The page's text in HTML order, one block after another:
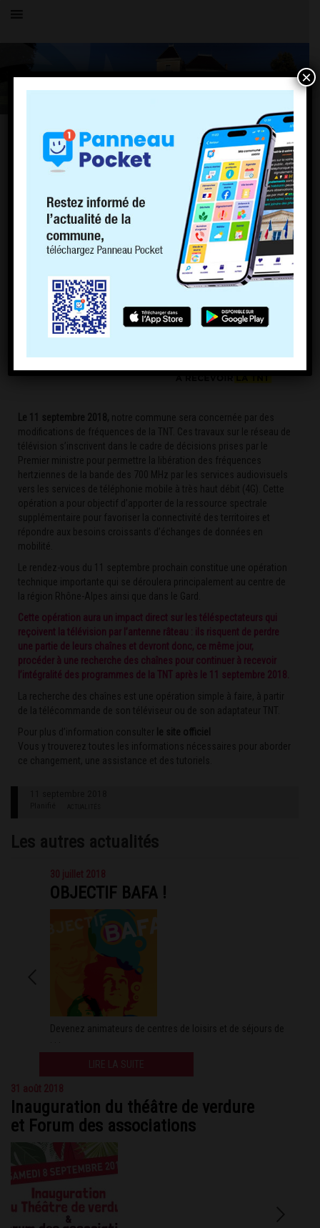
Toutes les actualités
LE VILLAGE
VOIRIE - RESEAUX - SECURITE
TNT – Changement de fréquences
30 juillet 2018
Le 11 septembre 2018, notre commune sera concernée par des
modifications de fréquences de la TNT. Ces travaux sur le réseau de
télévision s’inscrivent dans le cadre de décisions prises par le
Premier ministre pour permettre la libération des fréquences
hertziennes de la bande des 700 MHz par les services audiovisuels
vers les services de téléphonie mobile à très haut débit (4G). Cette
opération a pour objectif d’apporter de la ressource spectrale
supplémentaire pour favoriser la connectivité des territoires et
répondre aux besoins croissants d’échanges de données en
mobilité.
Le rendez-vous du 11 septembre prochain constitue une opération
technique importante qui se déroulera principalement au centre de
la région Rhône-Alpes ainsi que dans le Gard.
Cette opération aura un impact direct sur les téléspectateurs qui
reçoivent la télévision par l’antenne râteau : ils risquent de perdre
une partie de leurs chaînes et devront donc, ce même jour,
procéder à une recherche des chaînes pour continuer à recevoir
l’intégralité des programmes de la TNT après le 11 septembre 2018.
La recherche des chaînes est une opération simple à faire, à partir
de la télécommande de son téléviseur ou de son adaptateur TNT.
Pour plus d’information consulter le site officiel
Vous y trouverez toutes les informations nécessaires pour aborder
ce changement, une assistance et des tutoriels.
Les autres actualités
30 juillet 2018
OBJECTIF BAFA !
Devenez animateurs de centres de loisirs et de séjours de
LIRE LA SUITE
31 août 2018
Inauguration du théâtre de verdure
et Forum des associations
×